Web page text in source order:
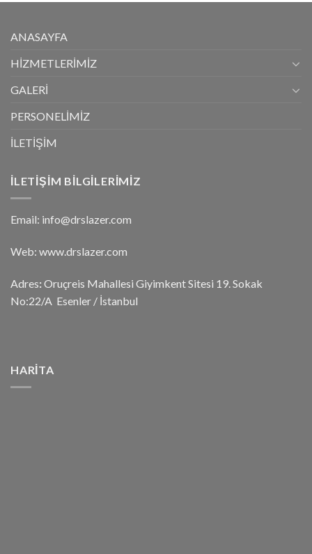
ANASAYFA
HİZMETLERİMİZ
GALERİ
PERSONELİMİZ
İLETİŞİM
İLETIŞIM BILGILERIMIZ
Email: info@drslazer.com
Web: www.drslazer.com
Adres: Oruçreis Mahallesi Giyimkent Sitesi 19. Sokak
No:22/A Esenler / İstanbul
HARITA